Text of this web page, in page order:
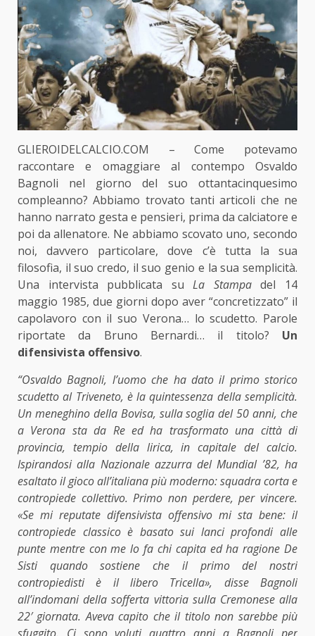
GLIEROIDELCALCIO.COM – Come potevamo
raccontare e omaggiare al contempo Osvaldo
Bagnoli nel giorno del suo ottantacinquesimo
compleanno? Abbiamo trovato tanti articoli che ne
hanno narrato gesta e pensieri, prima da calciatore e
poi da allenatore. Ne abbiamo scovato uno, secondo
noi, davvero particolare, dove c’è tutta la sua
filosofia, il suo credo, il suo genio e la sua semplicità.
Una intervista pubblicata suLa Stampadel 14
maggio 1985, due giorni dopo aver “concretizzato” il
capolavoro con il suo Verona… lo scudetto. Parole
riportate da Bruno Bernardi… il titolo? Un
difensivista offensivo.
“Osvaldo Bagnoli, l’uomo che ha dato il primo storico
scudetto al Triveneto, è la quintessenza della semplicità.
Un meneghino della Bovisa, sulla soglia del 50 anni, che
a Verona sta da Re ed ha trasformato una città di
provincia, tempio della lirica, in capitale del calcio.
Ispirandosi alla Nazionale azzurra del Mundial ’82, ha
esaltato il gioco all’italiana più moderno: squadra corta e
contropiede collettivo. Primo non perdere, per vincere.
«Se mi reputate difensivista offensivo mi sta bene: il
contropiede classico è basato sui lanci profondi alle
punte mentre con me lo fa chi capita ed ha ragione De
Sisti quando sostiene che il primo del nostri
contropiedisti è il libero Tricella», disse Bagnoli
all’indomani della sofferta vittoria sulla Cremonese alla
22′ giornata. Aveva capito che il titolo non sarebbe più